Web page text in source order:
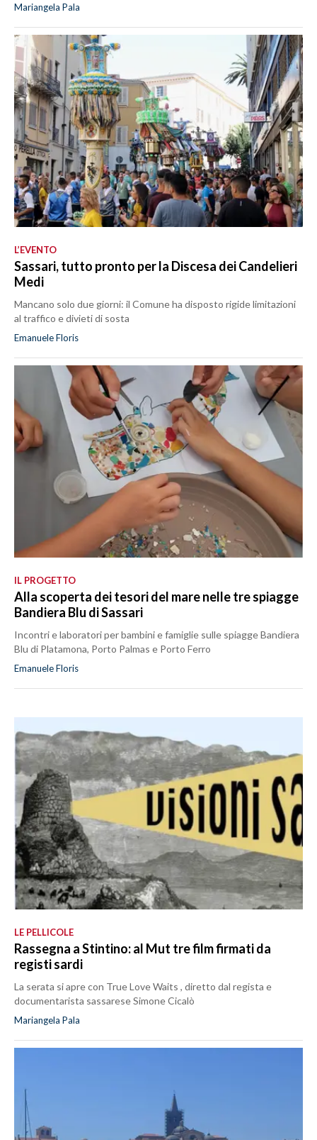
Mariangela Pala
L’EVENTO
Sassari, tutto pronto per la Discesa dei Candelieri
Medi
Mancano solo due giorni: il Comune ha disposto rigide limitazioni
al traffico e divieti di sosta
Emanuele Floris
IL PROGETTO
Alla scoperta dei tesori del mare nelle tre spiagge
Bandiera Blu di Sassari
Incontri e laboratori per bambini e famiglie sulle spiagge Bandiera
Blu di Platamona, Porto Palmas e Porto Ferro
Emanuele Floris
LE PELLICOLE
Rassegna a Stintino: al Mut tre film firmati da
registi sardi
La serata si apre con True Love Waits , diretto dal regista e
documentarista sassarese Simone Cicalò
Mariangela Pala